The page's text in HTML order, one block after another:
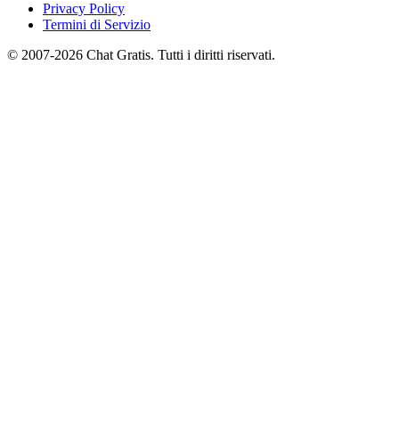
Privacy Policy
Termini di Servizio
© 2007-2026 Chat Gratis. Tutti i diritti riservati.